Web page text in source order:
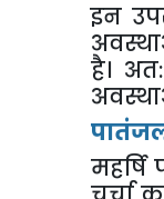
इन
है। अत
महर्षि